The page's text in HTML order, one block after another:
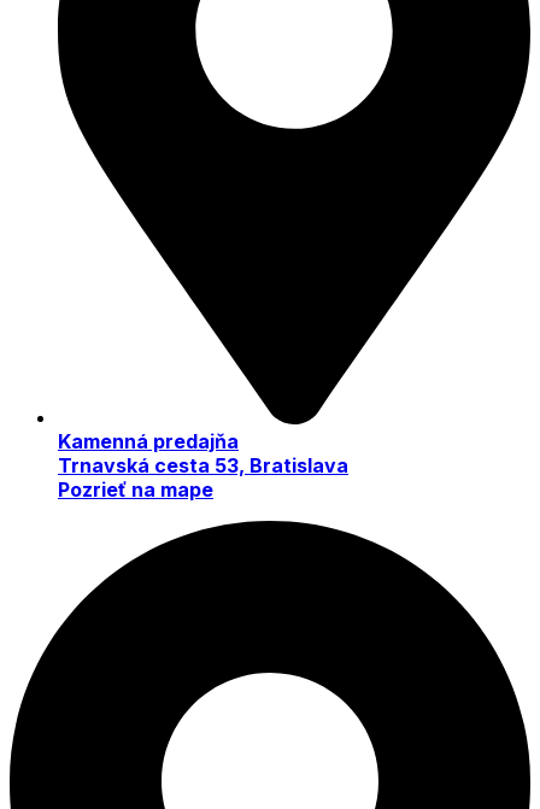
Kamenná predajňa
Trnavská cesta 53, Bratislava
Pozrieť na mape